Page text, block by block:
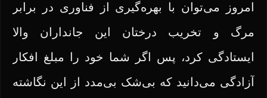
امروز می‌توان با بهره‌گیری از فناوری در برابر
مرگ و تخریب درختان این جانداران والا
ایستادگی کرد، پس اگر شما خود را مبلغ افکار
آزادگی می‌دانید که بی‌شک بی‌مدد از این نگاشته